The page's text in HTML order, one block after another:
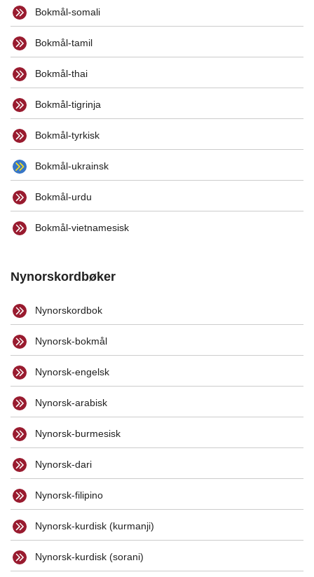
Bokmål-somali
Bokmål-tamil
Bokmål-thai
Bokmål-tigrinja
Bokmål-tyrkisk
Bokmål-ukrainsk
Bokmål-urdu
Bokmål-vietnamesisk
Nynorskordbøker
Nynorskordbok
Nynorsk-bokmål
Nynorsk-engelsk
Nynorsk-arabisk
Nynorsk-burmesisk
Nynorsk-dari
Nynorsk-filipino
Nynorsk-kurdisk (kurmanji)
Nynorsk-kurdisk (sorani)